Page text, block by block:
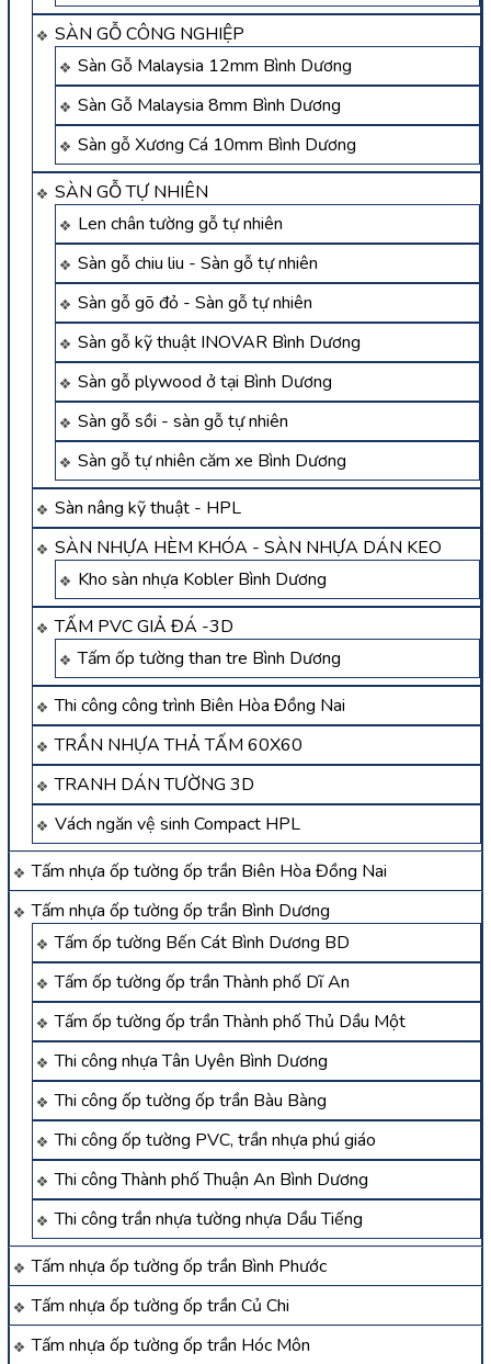
SÀN GỖ CÔNG NGHIỆP
Sàn Gỗ Malaysia 12mm Bình Dương
Sàn Gỗ Malaysia 8mm Bình Dương
Sàn gỗ Xương Cá 10mm Bình Dương
SÀN GỖ TỰ NHIÊN
Len chân tường gỗ tự nhiên
Sàn gỗ chiu liu - Sàn gỗ tự nhiên
Sàn gỗ gõ đỏ - Sàn gỗ tự nhiên
Sàn gỗ kỹ thuật INOVAR Bình Dương
Sàn gỗ plywood ở tại Bình Dương
Sàn gỗ sồi - sàn gỗ tự nhiên
Sàn gỗ tự nhiên căm xe Bình Dương
Sàn nâng kỹ thuật - HPL
SÀN NHỰA HÈM KHÓA - SÀN NHỰA DÁN KEO
Kho sàn nhựa Kobler Bình Dương
TẤM PVC GIẢ ĐÁ -3D
Tấm ốp tường than tre Bình Dương
Thi công công trình Biên Hòa Đồng Nai
TRẦN NHỰA THẢ TẤM 60X60
TRANH DÁN TƯỜNG 3D
Vách ngăn vệ sinh Compact HPL
Tấm nhựa ốp tường ốp trần Biên Hòa Đồng Nai
Tấm nhựa ốp tường ốp trần Bình Dương
Tấm ốp tường Bến Cát Bình Dương BD
Tấm ốp tường ốp trần Thành phố Dĩ An
Tấm ốp tường ốp trần Thành phố Thủ Dầu Một
Thi công nhựa Tân Uyên Bình Dương
Thi công ốp tường ốp trần Bàu Bàng
Thi công ốp tường PVC, trần nhựa phú giáo
Thi công Thành phố Thuận An Bình Dương
Thi công trần nhựa tường nhựa Dầu Tiếng
Tấm nhựa ốp tường ốp trần Bình Phước
Tấm nhựa ốp tường ốp trần Củ Chi
Tấm nhựa ốp tường ốp trần Hóc Môn